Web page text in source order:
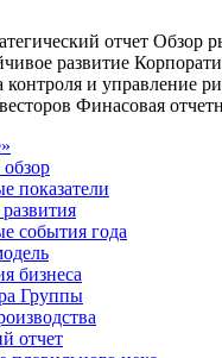
отчет Обзор
развитие
контроля и управление
Финасовая
показатели
события года
бизнеса
Группы
отчет